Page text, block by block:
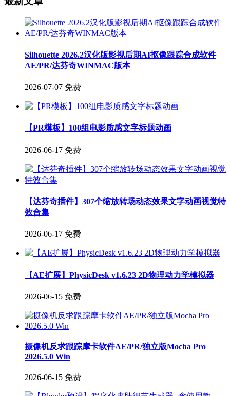
Silhouette 2026.2汉化版影视后期AI抠像跟踪合成软件
AE/PR/达芬奇WINMAC版本
2026-07-07 免费
【PR模板】100组电影质感文字标题动画
2026-06-17 免费
【达芬奇插件】307个缩放转场动态效果文字动画视觉特
效合集
2026-06-17 免费
【AE扩展】PhysicDesk v1.6.23 2D物理动力学模拟器
2026-06-15 免费
摄像机反求跟踪摩卡软件AE/PR/独立版Mocha Pro
2026.5.0 Win
2026-06-15 免费